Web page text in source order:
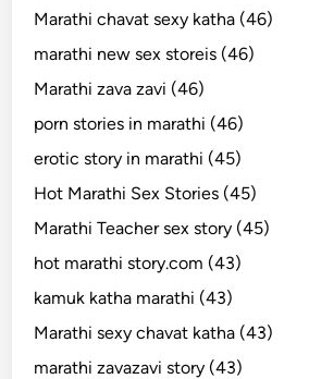
Marathi chavat sexy katha (46)
marathi new sex storeis (46)
Marathi zava zavi (46)
porn stories in marathi (46)
erotic story in marathi (45)
Hot Marathi Sex Stories (45)
Marathi Teacher sex story (45)
hot marathi story.com (43)
kamuk katha marathi (43)
Marathi sexy chavat katha (43)
marathi zavazavi story (43)